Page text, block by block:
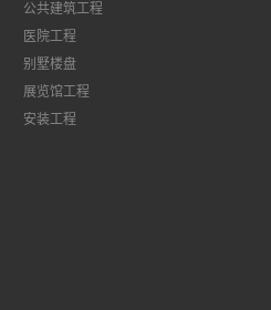
公共建筑工程
医院工程
别墅楼盘
展览馆工程
安装工程